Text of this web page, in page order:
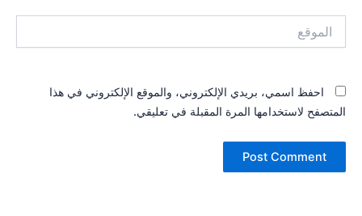
احفظ اسمي، بريدي الإلكتروني، والموقع الإلكتروني في هذا
المتصفح لاستخدامها المرة المقبلة في تعليقي.